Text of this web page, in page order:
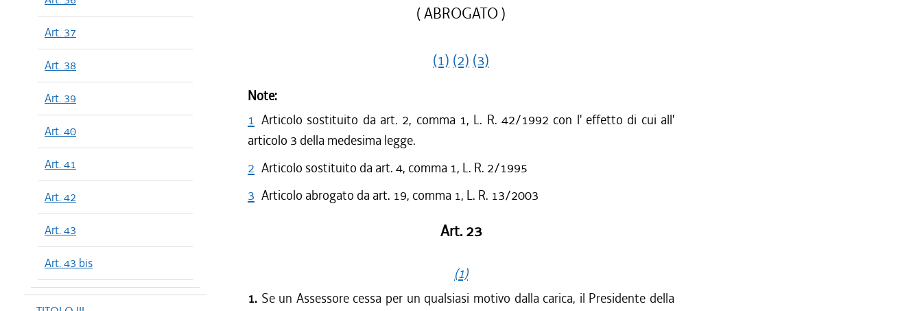
Art. 37
Art. 38
Art. 39
Art. 40
Art. 41
Art. 42
Art. 43
Art. 43 bis
( ABROGATO )
(1) (2) (3)
Note:
1 Articolo sostituito da art. 2, comma 1, L. R. 42/1992 con l' effetto di cui all'
articolo 3 della medesima legge.
2 Articolo sostituito da art. 4, comma 1, L. R. 2/1995
3 Articolo abrogato da art. 19, comma 1, L. R. 13/2003
Art. 23
(1)
1. Se un Assessore cessa per un qualsiasi motivo dalla carica, il Presidente della